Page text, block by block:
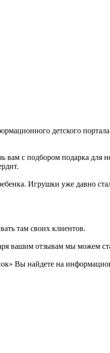
детского
с подбором подарка для
Игрушки уже давно
там своих клиентов.
вашим отзывам мы можем
Вы найдете на